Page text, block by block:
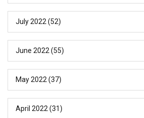
July 2022 (52)
June 2022 (55)
May 2022 (37)
April 2022 (31)